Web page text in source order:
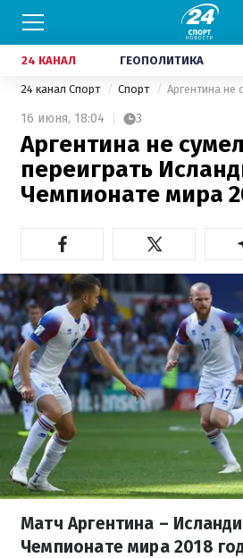
24 КАНАЛ ГЕОПОЛИТИКА
24 канал Спорт Спорт
16 июня, 18:04 3
Аргентина не
переиграть
Чемпионате мира
Матч Аргентина –
Чемпионате мира 2018